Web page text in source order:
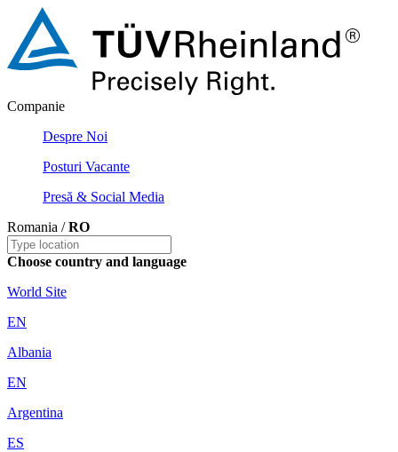
Companie
Despre Noi
Posturi Vacante
Presă & Social Media
Romania /RO
Choose country and language
World Site
EN
Albania
EN
Argentina
ES